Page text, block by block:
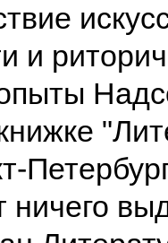
и
ничего